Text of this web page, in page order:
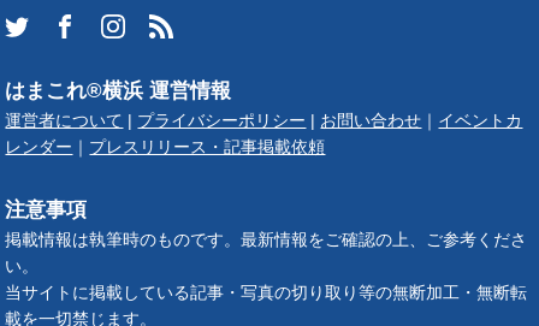
はまこれ®横浜 運営情報
運営者について プライバシーポリシー お問い合わせ
イベントカ
レンダー
プレスリリース・記事掲載依頼
注意事項
掲載情報は執筆時のものです。最新情報をご確認の上、ご参考くださ
い。
当サイトに掲載している記事・写真の切り取り等の無断加工・無断転
載を一切禁じます。